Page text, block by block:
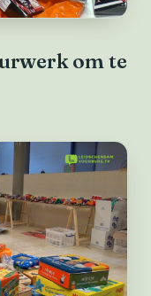
om te